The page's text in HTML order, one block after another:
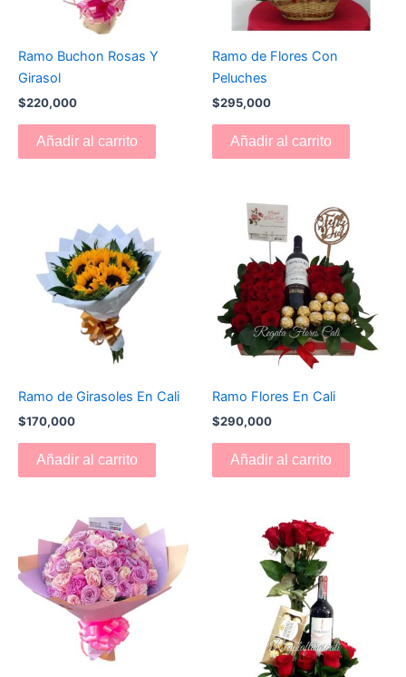
Ramo Buchon Rosas Y
Girasol
$220,000
Añadir al carrito
Ramo de Flores Con
Peluches
$295,000
Añadir al carrito
Ramo de Girasoles En Cali
$170,000
Añadir al carrito
Ramo Flores En Cali
$290,000
Añadir al carrito